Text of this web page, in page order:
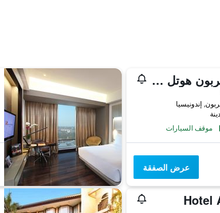
ذا لوكستون سيربون هوتل آند كونفنشين
موقف السيارات
عرض الصفقة
Hotel